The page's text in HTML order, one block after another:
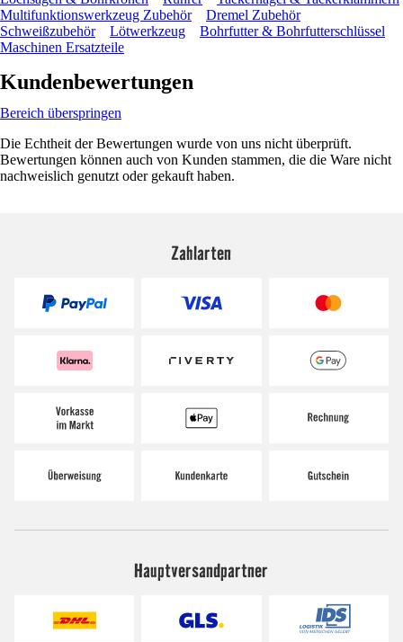
Multifunktionswerkzeug Zubehör
Dremel Zubehör
Schweißzubehör
Lötwerkzeug
Bohrfutter & Bohrfutterschlüssel
Maschinen Ersatzteile
Kundenbewertungen
Bereich überspringen
Die Echtheit der Bewertungen wurde von uns nicht überprüft.
Bewertungen können auch von Kunden stammen, die die Ware nicht
nachweislich genutzt oder gekauft haben.
Zahlarten
Hauptversandpartner